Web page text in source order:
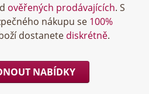
ověřených prodávajících. S
nákupu se 100%
dostanete diskrétně.
NABÍDKY